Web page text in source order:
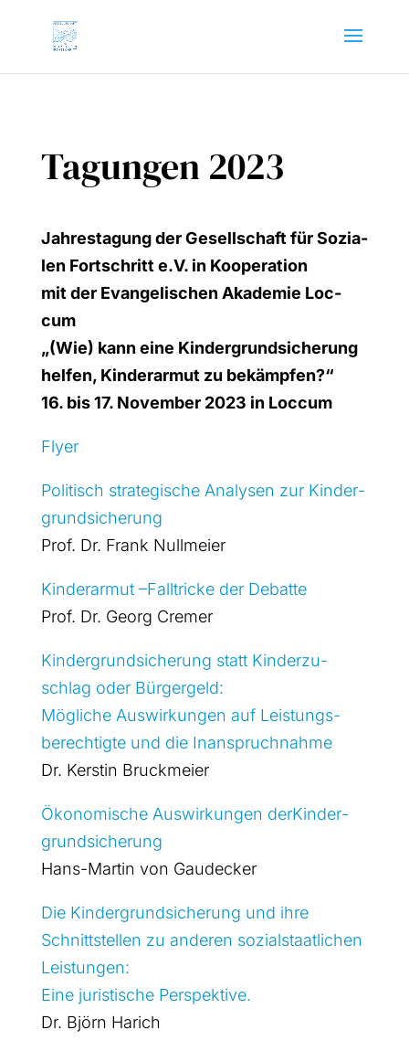
Tagungen 2023
Jah­res­ta­gung der Gesell­schaft für Sozia­
len Fort­schritt e.V. in Koope­ra­ti­on
mit der Evan­ge­li­schen Aka­de­mie Loc­
cum
„(Wie) kann eine Kin­der­grund­si­che­rung
hel­fen, Kin­der­ar­mut zu bekämp­fen?“
16. bis 17. Novem­ber 2023 in Loc­cum
Fly­er
Poli­tisch stra­te­gi­sche Ana­ly­sen zur Kin­der­
grund­si­che­rung
Prof. Dr. Frank Null­mei­er
Kin­der­ar­mut –Fall­tri­cke der Debat­te
Prof. Dr. Georg Cremer
Kin­der­grund­si­che­rung statt Kin­der­zu­
schlag oder Bür­ger­geld:
Mög­li­che Aus­wir­kun­gen auf Leis­tungs-
berech­tig­te und die Inan­spruch­nah­me
Dr. Kers­tin Bruck­mei­er
Öko­no­mi­sche Aus­wir­kun­gen der­Kin­der­
grund­si­che­rung
Hans-Mar­tin von Gau­de­cker
Die Kin­der­grund­si­che­rung und ihre
Schnitt­stel­len zu ande­ren sozi­al­staat­li­chen
Leis­tun­gen:
Eine juris­ti­sche Per­spek­ti­ve.
Dr. Björn Harich